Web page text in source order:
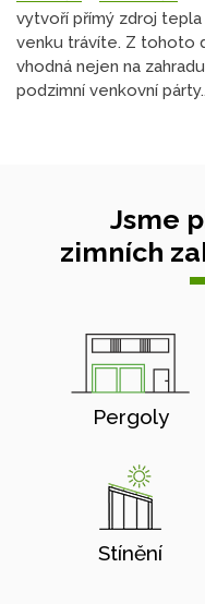
vytvoří přímý zdroj tepla
venku trávíte. Z tohoto
vhodná nejen na
podzimní venkovní
Jsme
zimních
Pergoly
Stínění